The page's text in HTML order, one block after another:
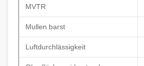
MVTR
Mullen barst
Luftdurchlässigkeit